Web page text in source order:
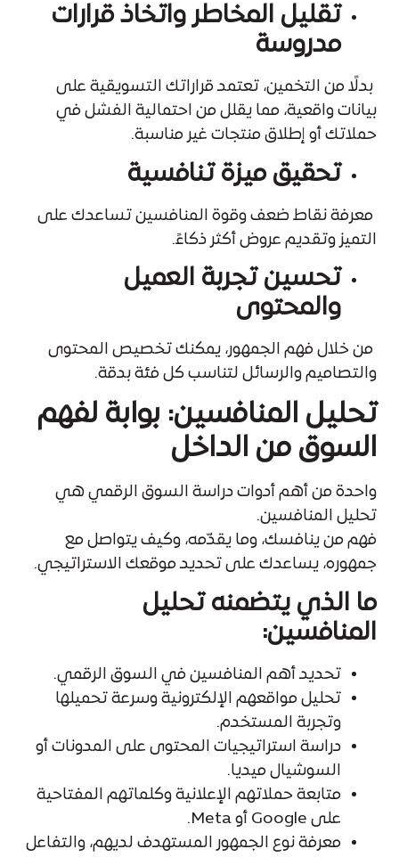
تقليل المخاطر واتخاذ قرارات
مدروسة
بدلًا من التخمين، تعتمد قراراتك التسويقية على
بيانات واقعية، مما يقلل من احتمالية الفشل في
حملاتك أو إطلاق منتجات غير مناسبة.
تحقيق ميزة تنافسية
معرفة نقاط ضعف وقوة المنافسين تساعدك على
التميز وتقديم عروض أكثر ذكاءً.
تحسين تجربة العميل
والمحتوى
من خلال فهم الجمهور، يمكنك تخصيص المحتوى
والتصاميم والرسائل لتناسب كل فئة بدقة.
تحليل المنافسين: بوابة لفهم
السوق من الداخل
واحدة من أهم أدوات دراسة السوق الرقمي هي
تحليل المنافسين.
فهم من ينافسك، وما يقدّمه، وكيف يتواصل مع
جمهوره، يساعدك على تحديد موقعك الاستراتيجي.
ما الذي يتضمنه تحليل
المنافسين:
تحديد أهم المنافسين في السوق الرقمي.
تحليل مواقعهم الإلكترونية وسرعة تحميلها
وتجربة المستخدم.
دراسة استراتيجيات المحتوى على المدونات أو
السوشيال ميديا.
متابعة حملاتهم الإعلانية وكلماتهم المفتاحية
على Google أو Meta.
معرفة نوع الجمهور المستهدف لديهم، والتفاعل